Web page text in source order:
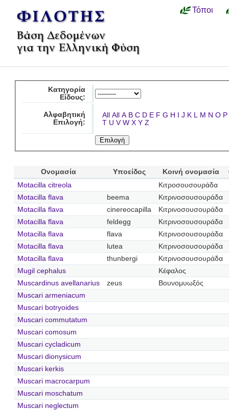
Τόποι
Κατηγορία
Είδους:
Αλφαβητική
Επιλογή:
All All A B C D E F G H I J K L M N O P
T U V W X Y Z
Ονομασία Υποείδος Κοινή ονομασία
Motacilla citreola
Κιτροσουσουράδα
Motacilla flava
beema
Κιτρινοσουσουράδα
Motacilla flava
cinereocapilla
Κιτρινοσουσουράδα
Motacilla flava
feldegg
Κιτρινοσουσουράδα
Motacilla flava
flava
Κιτρινοσουσουράδα
Motacilla flava
lutea
Κιτρινοσουσουράδα
Motacilla flava
thunbergi
Κιτρινοσουσουράδα
Mugil cephalus
Κέφαλος
Muscardinus avellanarius
zeus
Βουνομυωξός
Muscari armeniacum
Muscari botryoides
Muscari commutatum
Muscari comosum
Muscari cycladicum
Muscari dionysicum
Muscari kerkis
Muscari macrocarpum
Muscari moschatum
Muscari neglectum